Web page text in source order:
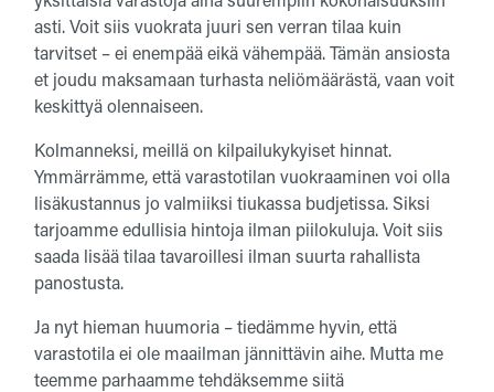
asti. Voit siis vuokrata juuri sen verran tilaa kuin
tarvitset – ei enempää eikä vähempää. Tämän ansiosta
et joudu maksamaan turhasta neliömäärästä, vaan voit
keskittyä olennaiseen.
Kolmanneksi, meillä on kilpailukykyiset hinnat.
Ymmärrämme, että varastotilan vuokraaminen voi olla
lisäkustannus jo valmiiksi tiukassa budjetissa. Siksi
tarjoamme edullisia hintoja ilman piilokuluja. Voit siis
saada lisää tilaa tavaroillesi ilman suurta rahallista
panostusta.
Ja nyt hieman huumoria – tiedämme hyvin, että
varastotila ei ole maailman jännittävin aihe. Mutta me
teemme parhaamme tehdäksemme siitä